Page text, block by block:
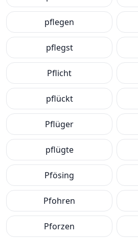
pflegen
pflegst
Pflicht
pflückt
Pflüger
pflügte
Pfösing
Pfohren
Pforzen